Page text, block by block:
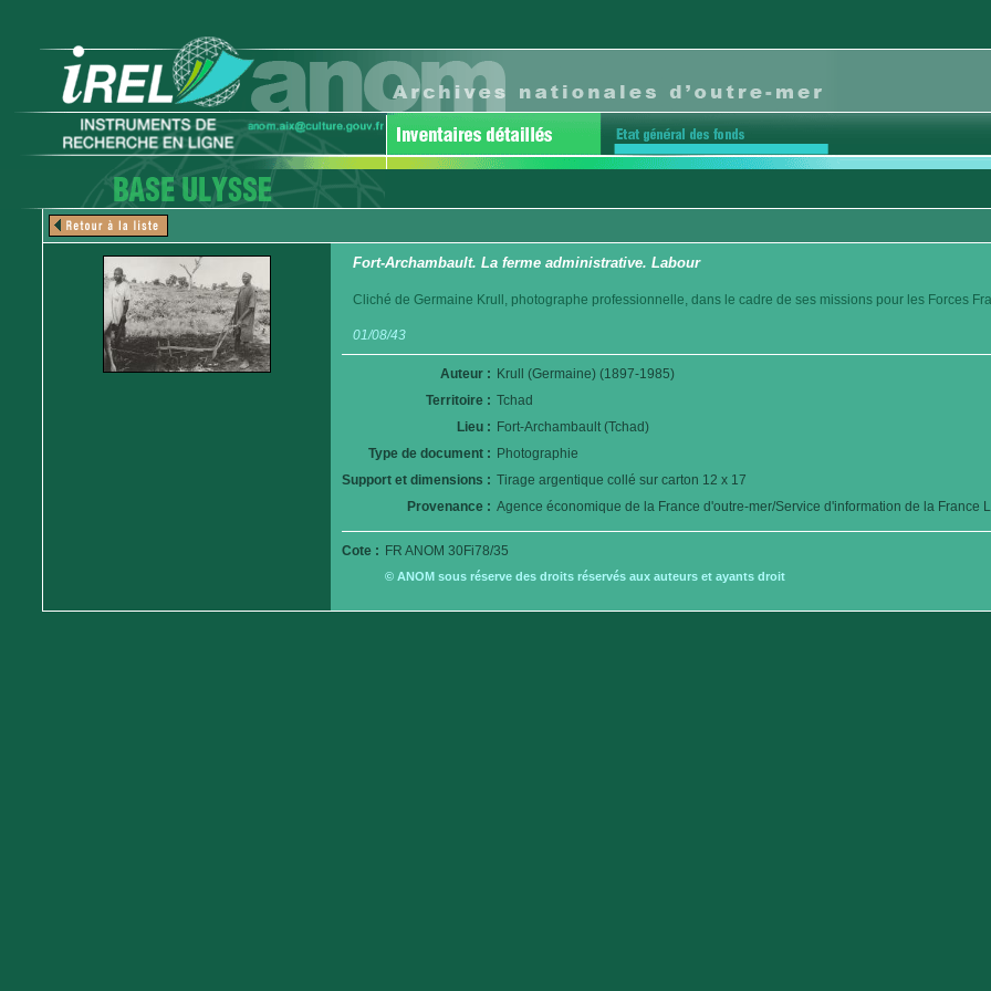
Fort-Archambault. La ferme administrative. Labour
Cliché de Germaine Krull, photographe professionnelle, dans le cadre de ses missions pour les Forces
01/08/43
Auteur : Krull (Germaine) (1897-1985)
Territoire : Tchad
Lieu : Fort-Archambault (Tchad)
Type de document : Photographie
Support et dimensions : Tirage argentique collé sur carton 12 x 17
Provenance : Agence économique de la France d'outre-mer/Service d'information de la France
Cote : FR ANOM 30Fi78/35
© ANOM sous réserve des droits réservés aux auteurs et ayants droit